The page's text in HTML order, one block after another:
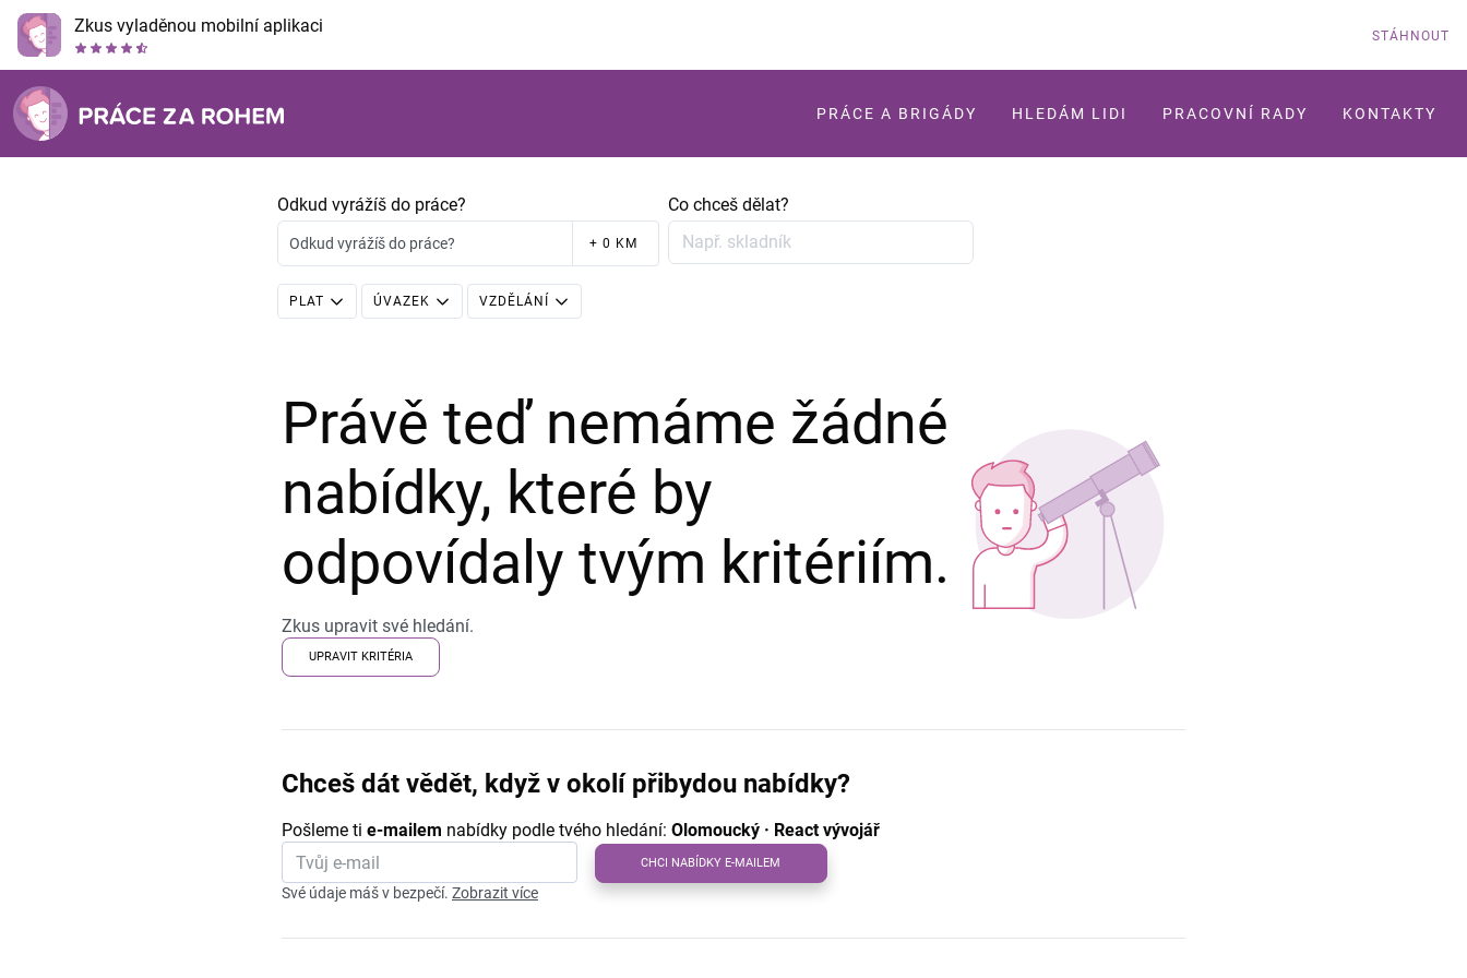
Zkus vyladěnou mobilní aplikaci STÁHNOUT
PRÁCE A BRIGÁDY HLEDÁM LIDI PRACOVNÍ RADY KONTAKTY
Odkud vyrážíš do práce?
Odkud vyrážíš do práce? + 0 KM
Co chceš dělat?
PLAT ÚVAZEK VZDĚLÁNÍ
Právě teď nemáme žádné
nabídky, které by
odpovídaly tvým kritériím.
Zkus upravit své hledání.
UPRAVIT KRITÉRIA
Chceš dát vědět, když v okolí přibydou nabídky?
Pošleme ti e-mailem nabídky podle tvého hledání: Olomoucký · React vývojář
CHCI NABÍDKY E-MAILEM
Své údaje máš v bezpečí. Zobrazit více